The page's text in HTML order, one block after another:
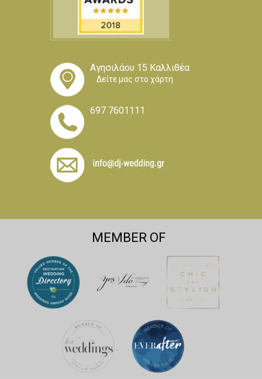
Αγησιλάου 15 Καλλιθέα
Δείτε μας στο χάρτη
697 7601111
MEMBER OF